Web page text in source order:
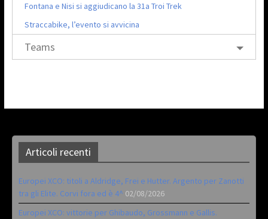
Fontana e Nisi si aggiudicano la 31a Troi Trek
Straccabike, l’evento si avvicina
Teams
Articoli recenti
Europei XCO: titoli a Aldridge, Frei e Hutter. Argento per Zanotti
tra gli Elite. Corvi fora ed è 4^ 02/08/2026
Europei XCO: vittorie per Ghibaudo, Grossmann e Gallis.